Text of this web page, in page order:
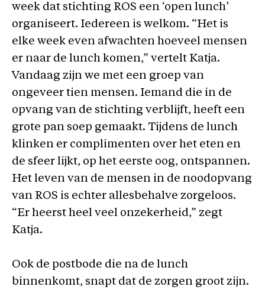
week dat stichting ROS een ‘open lunch’
organiseert. Iedereen is welkom. “Het is
elke week even afwachten hoeveel mensen
er naar de lunch komen,” vertelt Katja.
Vandaag zijn we met een groep van
ongeveer tien mensen. Iemand die in de
opvang van de stichting verblijft, heeft een
grote pan soep gemaakt. Tijdens de lunch
klinken er complimenten over het eten en
de sfeer lijkt, op het eerste oog, ontspannen.
Het leven van de mensen in de noodopvang
van ROS is echter allesbehalve zorgeloos.
“Er heerst heel veel onzekerheid,” zegt
Katja.
Ook de postbode die na de lunch
binnenkomt, snapt dat de zorgen groot zijn.